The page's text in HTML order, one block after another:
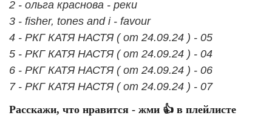
2 - ольга краснова - реки
3 - fisher, tones and i - favour
4 - РКГ КАТЯ НАСТЯ ( от 24.09.24 ) - 05
5 - РКГ КАТЯ НАСТЯ ( от 24.09.24 ) - 04
6 - РКГ КАТЯ НАСТЯ ( от 24.09.24 ) - 06
7 - РКГ КАТЯ НАСТЯ ( от 24.09.24 ) - 07
Расскажи, что нравится - жми 👍 в плейлисте